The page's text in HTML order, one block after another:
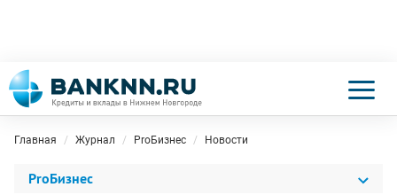
Главная Журнал ProБизнес Новости
ProБизнес